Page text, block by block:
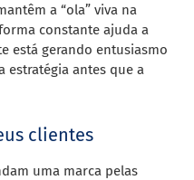
a “ola” viva na
constante ajuda a
está gerando entusiasmo
estratégia antes que a
clientes
uma marca pelas